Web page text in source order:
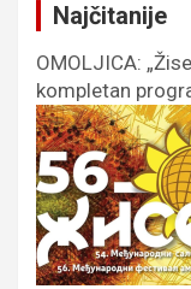
Najčitanije
OMOLJICA:
kompletan